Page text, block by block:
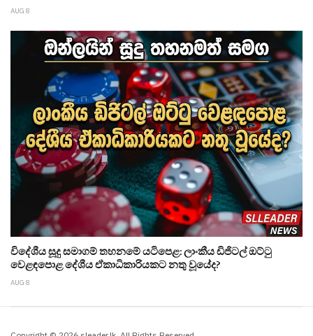
AUG 8
විදේශීය සූදු සමාගම් තහනමේ යටිපෙළ: ලාංකීය ඩිජිටල් ඔට්ටු
වෙළඳපොළ දේශීය ඒකාධිකාරියකට නතු වූයේද?
AUG 8